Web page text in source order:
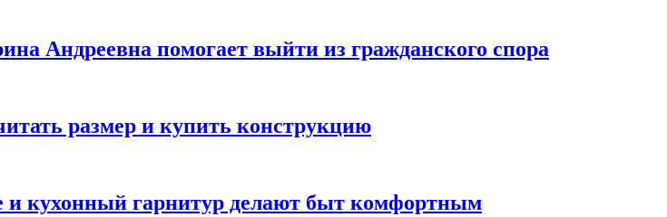
Андреевна помогает выйти из гражданского спора
размер и купить конструкцию
и кухонный гарнитур делают быт комфортным